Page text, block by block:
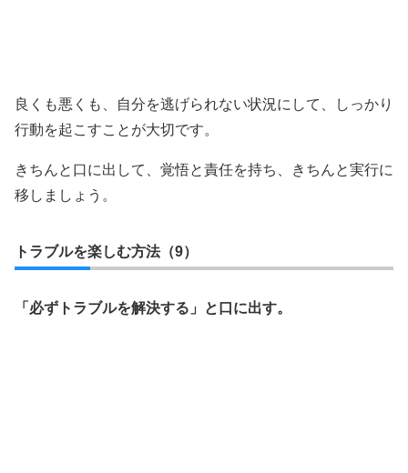
良くも悪くも、自分を逃げられない状況にして、しっかり
行動を起こすことが大切です。
きちんと口に出して、覚悟と責任を持ち、きちんと実行に
移しましょう。
トラブルを楽しむ方法（9）
「必ずトラブルを解決する」と口に出す。